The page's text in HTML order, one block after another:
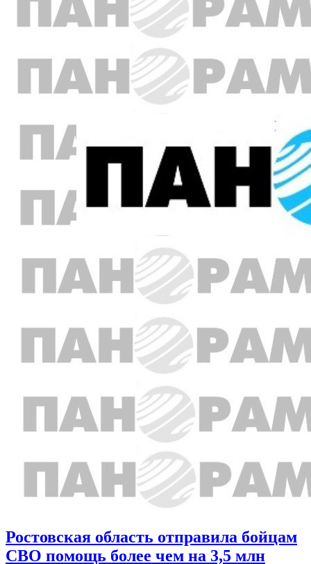
Ростовская область отправила бойцам
СВО помощь более чем на 3,5 млн